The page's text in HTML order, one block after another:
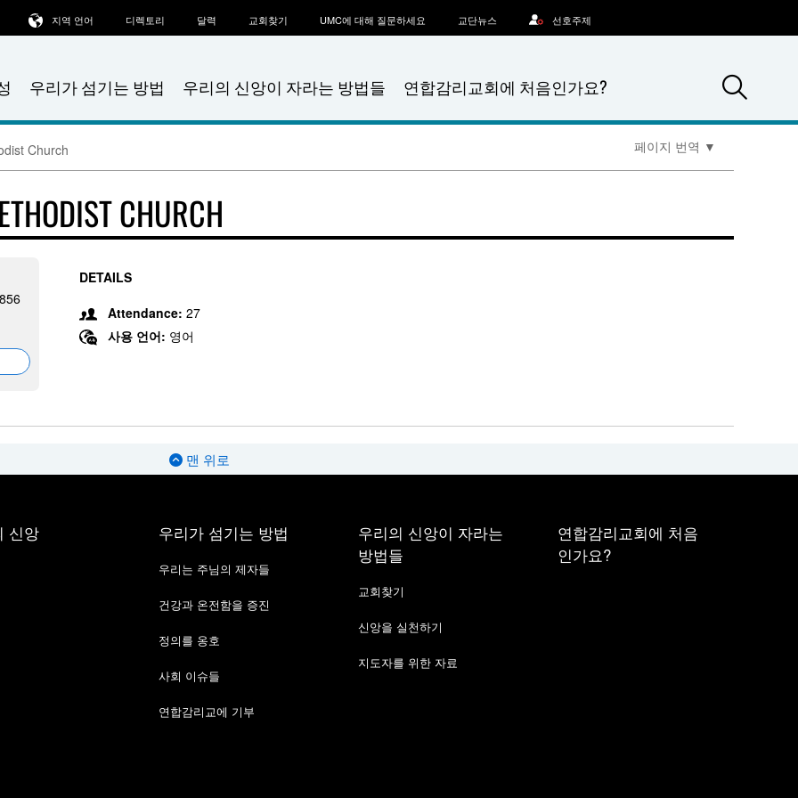
우리가 섬기는 방법 우리의 신앙이 자라는 방법들 연합감리교회에 처음인가요?
지역 언어 디렉토리 달력 교회찾기 UMC에 대해 질문하세요 교단뉴스 선호주제
Church 페이지 번역 ▼
CHURCH
DETAILS
Attendance: 27
사용 언어: 영어
맨 위로
신앙 우리가 섬기는 방법
우리는 주님의 제자들
건강과 온전함을 증진
정의를 옹호
사회 이슈들
연합감리교에 기부
우리의 신앙이 자라는
방법들
교회찾기
신앙을 실천하기
지도자를 위한 자료
연합감리교회에 처음
인가요?